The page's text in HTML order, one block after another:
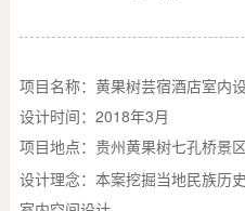
项目名称：黄果树芸宿酒店室内
设计时间：2018年3月
项目地点：贵州黄果树七孔桥景区
设计理念：本案挖掘当地民族历